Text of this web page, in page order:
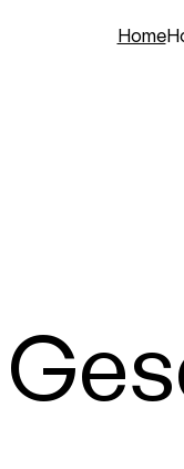
Home